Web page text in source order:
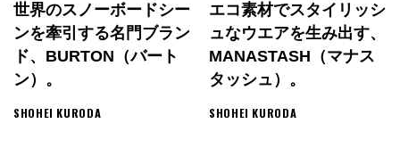
世界のスノーボードシー
ンを牽引する名門ブラン
ド、BURTON（バート
ン）。
SHOHEI KURODA
エコ素材でスタイリッシ
ュなウエアを生み出す、
MANASTASH（マナス
タッシュ）。
SHOHEI KURODA